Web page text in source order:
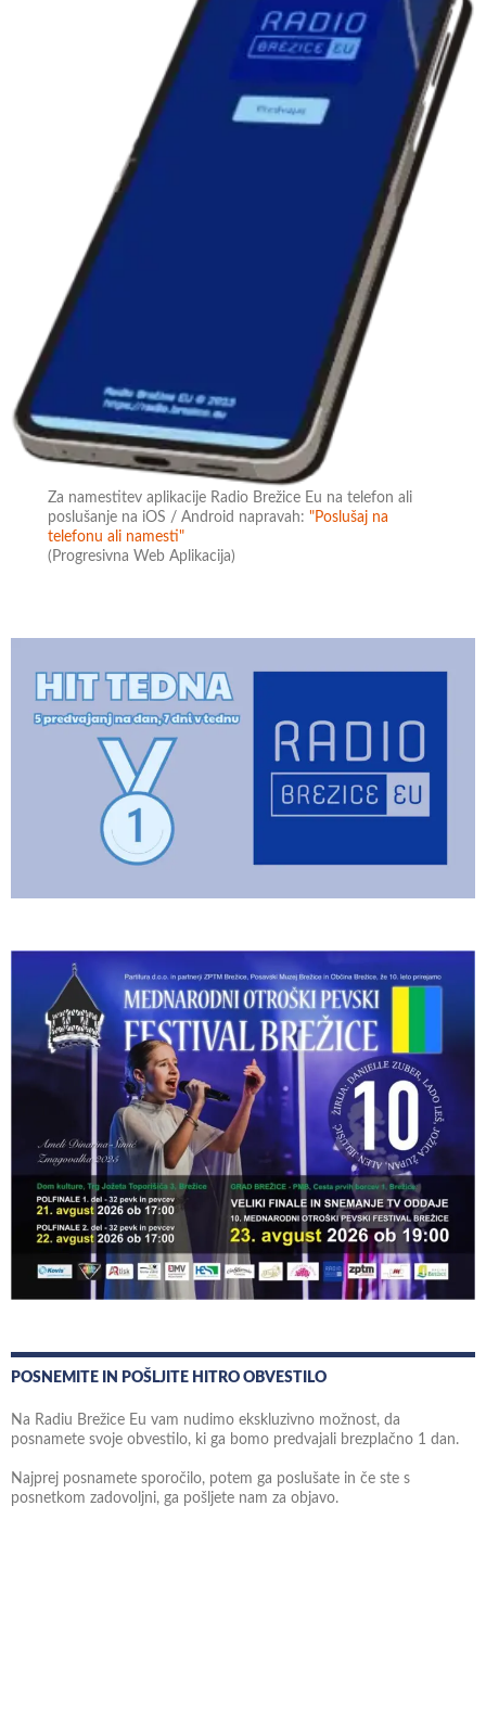
Za namestitev aplikacije Radio Brežice Eu na telefon ali
poslušanje na iOS / Android napravah:"Poslušaj na
telefonu ali namesti"
(Progresivna Web Aplikacija)
POSNEMITE IN POŠLJITE HITRO OBVESTILO
Na Radiu Brežice Eu vam nudimo ekskluzivno možnost, da
posnamete svoje obvestilo, ki ga bomo predvajali brezplačno 1 dan.
Najprej posnamete sporočilo, potem ga poslušate in če ste s
posnetkom zadovoljni, ga pošljete nam za objavo.